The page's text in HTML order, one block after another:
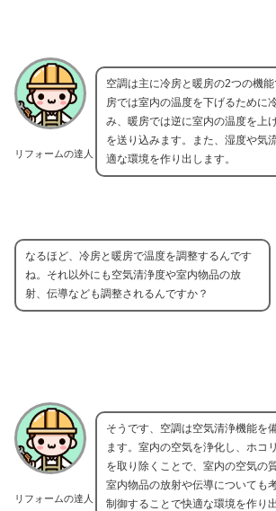
リフォームの達人
空調は主に冷房と暖房の2つの機
房では室内の温度を下げるために
み、暖房では逆に室内の温度を上
を送り込みます。また、湿度や気
適な環境を作り出します。
なるほど、冷房と暖房で温度を調整するんです
ね。それ以外にも空気清浄度や室内物品の放
射、伝導なども調整されるんですか？
リフォームの達人
そうです、空調は空気清浄機能を
ます。室内の空気を浄化し、ホコ
を取り除くことで、室内の空気の
室内物品の放射や伝導についても
制御することで快適な環境を作り